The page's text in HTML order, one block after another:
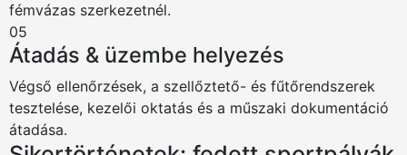
fémvázas szerkezetnél.
05
Átadás & üzembe helyezés
Végső ellenőrzések, a szellőztető- és fűtőrendszerek
tesztelése, kezelői oktatás és a műszaki dokumentáció
átadása.